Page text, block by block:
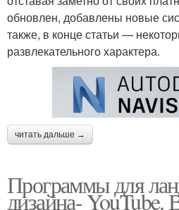
обновлен, добавлены новые
также, в конце статьи —
развлекательного характера.
читать дальше →
Программы для
дизайна- YouTube.